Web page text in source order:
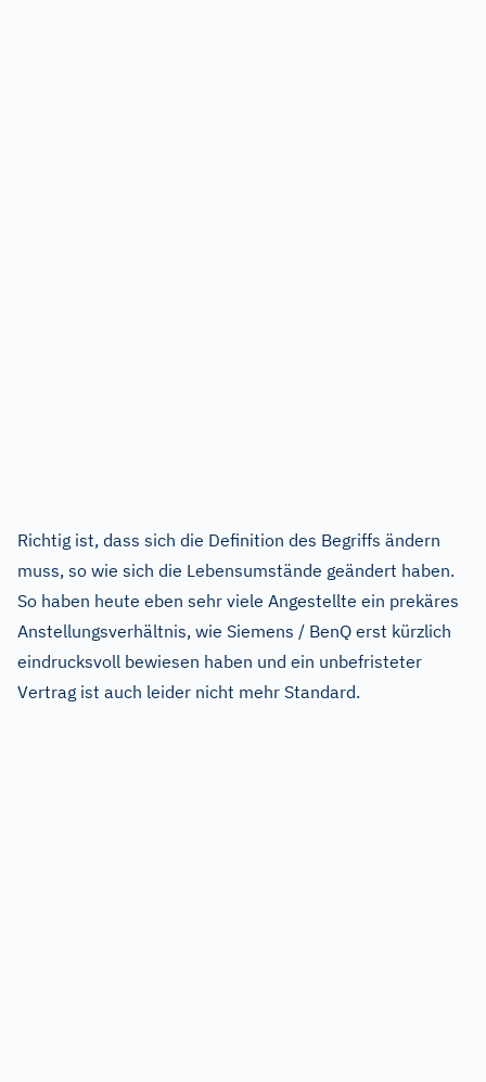
Richtig ist, dass sich die Definition des Begriffs ändern
muss, so wie sich die Lebensumstände geändert haben.
So haben heute eben sehr viele Angestellte ein prekäres
Anstellungsverhältnis, wie Siemens / BenQ erst kürzlich
eindrucksvoll bewiesen haben und ein unbefristeter
Vertrag ist auch leider nicht mehr Standard.